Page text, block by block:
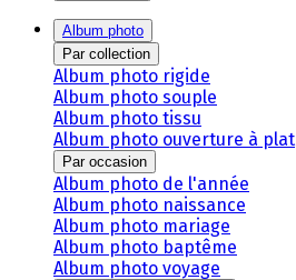
Album photo
Par collection
Album photo rigide
Album photo souple
Album photo tissu
Album photo ouverture à plat
Par occasion
Album photo de l'année
Album photo naissance
Album photo mariage
Album photo baptême
Album photo voyage